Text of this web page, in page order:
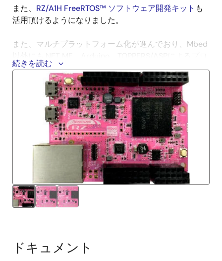
また、 RZ/A1H FreeRTOS™ ソフトウェア開発キット も
活用頂けるようになりました。
また、マルチプラットフォーム化が進んでおり、Mbed
グラム開発も可能です。以下、それぞれの画像をクリ
ックすることで導入ページに進みます。
始める
.NET Micro Framework
技術情報
際のガイドです。
コードレポジトリ（mbed）
続きを読む
ドキュメント